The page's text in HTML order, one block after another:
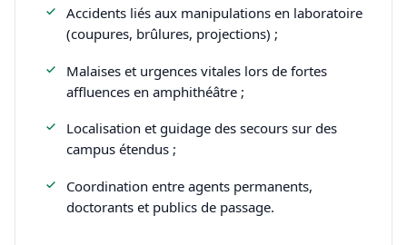
Accidents liés aux manipulations en laboratoire
(coupures, brûlures, projections) ;
Malaises et urgences vitales lors de fortes
affluences en amphithéâtre ;
Localisation et guidage des secours sur des
campus étendus ;
Coordination entre agents permanents,
doctorants et publics de passage.